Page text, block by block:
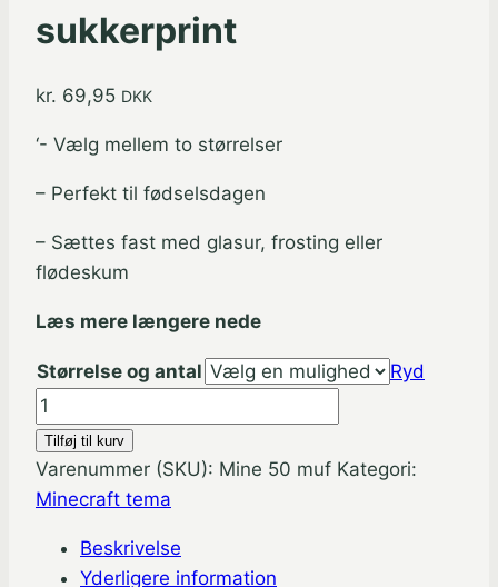
sukkerprint
kr. 69,95 DKK
‘- Vælg mellem to størrelser
– Perfekt til fødselsdagen
– Sættes fast med glasur, frosting eller
flødeskum
Læs mere længere nede
Størrelse og antal
Ryd
Minecraft
muffinskageprint
/
sukkerprint
Tilføj til kurv
Varenummer (SKU): Mine 50 muf Kategori:
Minecraft tema
Beskrivelse
Yderligere information